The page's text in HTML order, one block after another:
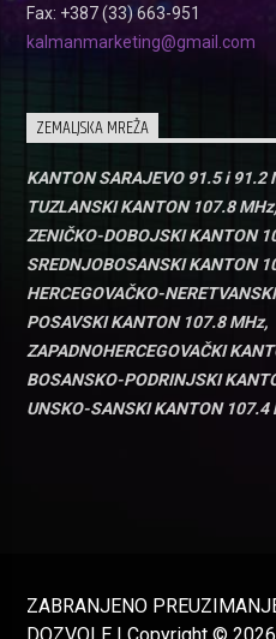
Fax: +387 (33) 663-951
kalmanmarketing@gmail.com
ZEMALJSKA MREŽA
KANTON SARAJEVO 91.5 i 91.2
TUZLANSKI KANTON 107.8 MHz,
ZENIČKO-DOBOJSKI KANTON
SREDNJOBOSANSKI KANTON
HERCEGOVAČKO-
POSAVSKI KANTON 107.8 MHz,
ZAPADNOHERCEGOVAČKI
BOSANSKO-PODRINJSKI
UNSKO-SANSKI KANTON 107.4
ZABRANJENO